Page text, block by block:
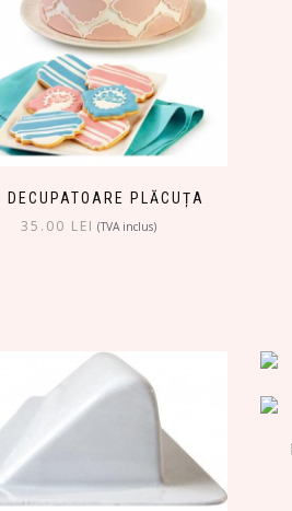
DECUPATOARE PLĂCUȚA
35.00 LEI (TVA inclus)